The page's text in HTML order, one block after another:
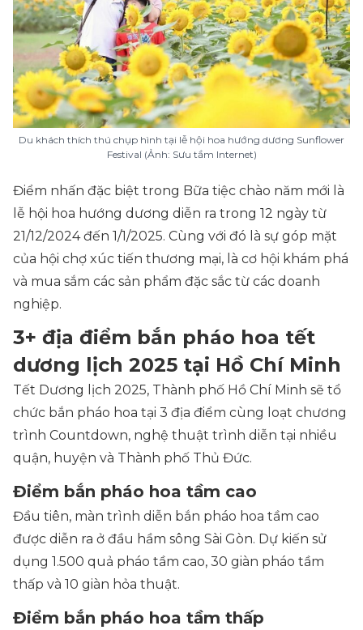
Du khách thích thú chụp hình tại lễ hội hoa hướng dương Sunflower
Festival (Ảnh: Sưu tầm Internet)
Điểm nhấn đặc biệt trong Bữa tiệc chào năm mới là
lễ hội hoa hướng dương diễn ra trong 12 ngày từ
21/12/2024 đến 1/1/2025. Cùng với đó là sự góp mặt
của hội chợ xúc tiến thương mại, là cơ hội khám phá
và mua sắm các sản phẩm đặc sắc từ các doanh
nghiệp.
3+ địa điểm bắn pháo hoa tết
dương lịch 2025 tại Hồ Chí Minh
Tết Dương lịch 2025, Thành phố Hồ Chí Minh sẽ tổ
chức bắn pháo hoa tại 3 địa điểm cùng loạt chương
trình Countdown, nghệ thuật trình diễn tại nhiều
quận, huyện và Thành phố Thủ Đức.
Điểm bắn pháo hoa tầm cao
Đầu tiên, màn trình diễn bắn pháo hoa tầm cao
được diễn ra ở đầu hầm sông Sài Gòn. Dự kiến sử
dụng 1.500 quả pháo tầm cao, 30 giàn pháo tầm
thấp và 10 giàn hỏa thuật.
Điểm bắn pháo hoa tầm thấp